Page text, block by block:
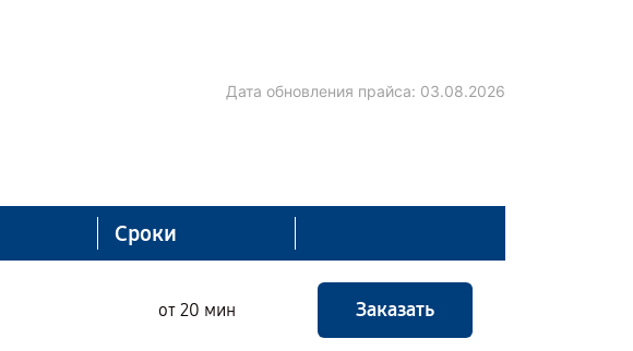
Дата обновления прайса: 03.08.2026
Сроки
от 20 мин Заказать